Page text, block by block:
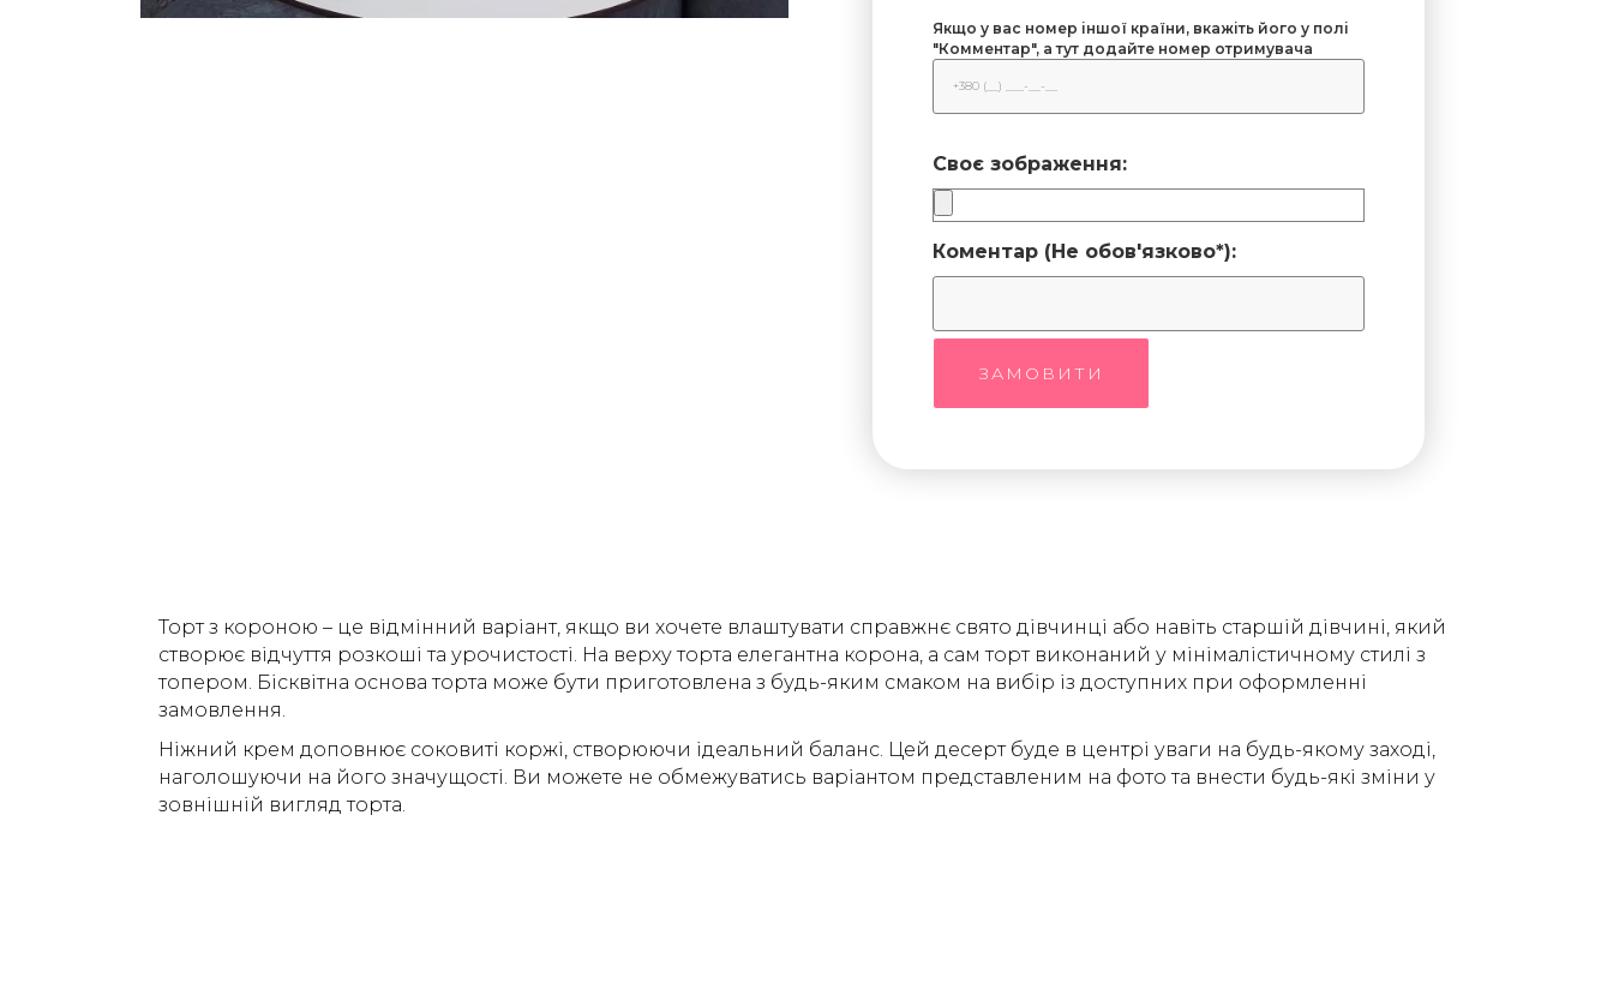
Якщо у вас номер іншої країни, вкажіть його у полі
"Комментар", а тут додайте номер отримувача
Своє зображення:
Коментар (Не обов'язково*):
Торт з короною – це відмінний варіант, якщо ви хочете влаштувати справжнє свято дівчинці або навіть старшій дівчині, який
створює відчуття розкоші та урочистості. На верху торта елегантна корона, а сам торт виконаний у мінімалістичному стилі з
топером. Бісквітна основа торта може бути приготовлена ​​з будь-яким смаком на вибір із доступних при оформленні
замовлення.
Ніжний крем доповнює соковиті коржі, створюючи ідеальний баланс. Цей десерт буде в центрі уваги на будь-якому заході,
наголошуючи на його значущості. Ви можете не обмежуватись варіантом представленим на фото та внести будь-які зміни у
зовнішній вигляд торта.